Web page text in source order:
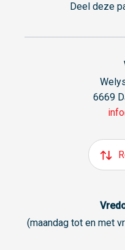
Deel deze
6669
(maandag tot en met